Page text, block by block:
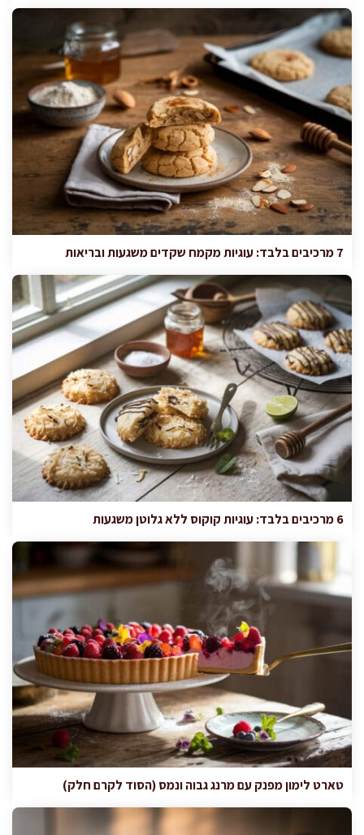
7 מרכיבים בלבד: עוגיות מקמח שקדים משגעות ובריאות
6 מרכיבים בלבד: עוגיות קוקוס ללא גלוטן משגעות
טארט לימון מפנק עם מרנג גבוה ונמס (הסוד לקרם חלק)